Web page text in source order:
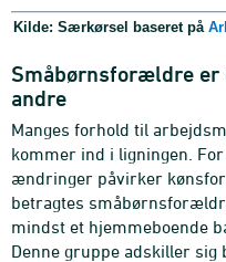
Kilde: Særkørsel baseret på
Småbørnsforældre er
andre
Manges forhold til
kommer ind i ligningen.
ændringer påvirker
betragtes
mindst et hjemmeboende
Denne gruppe adskiller sig